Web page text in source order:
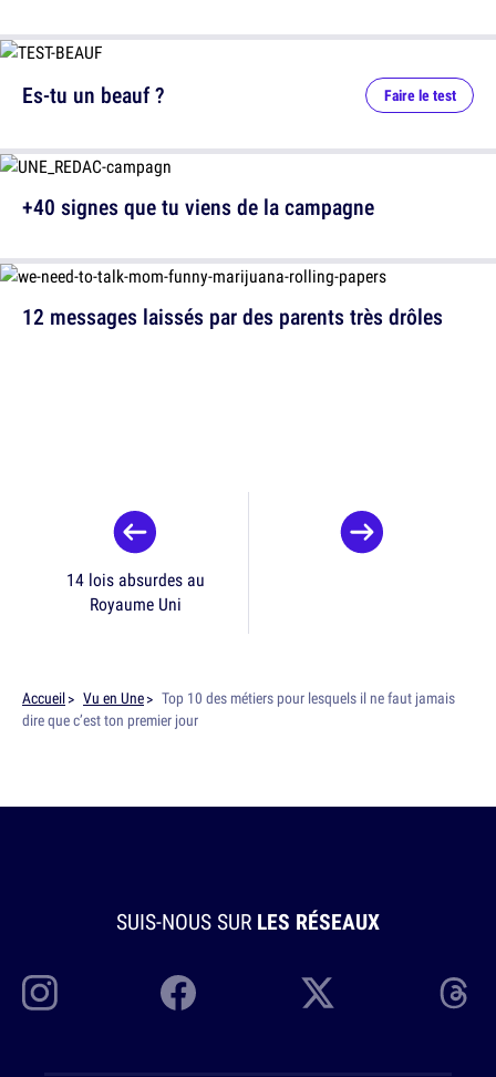
12 messages laissés par des parents très drôles
Es-tu un beauf ? Faire le test
+40 signes que tu viens de la campagne
14 lois absurdes au
Royaume Uni
Accueil Vu en Une
Top 10 des métiers pour lesquels il ne faut jamais
dire que c’est ton premier jour
SUIS-NOUS SUR LES RÉSEAUX